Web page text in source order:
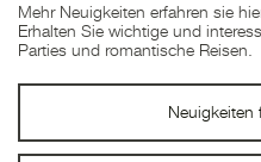
Mehr Neuigkeiten erfahren sie
Erhalten Sie wichtige und
Parties und romantische Reisen.
Neuigkeiten